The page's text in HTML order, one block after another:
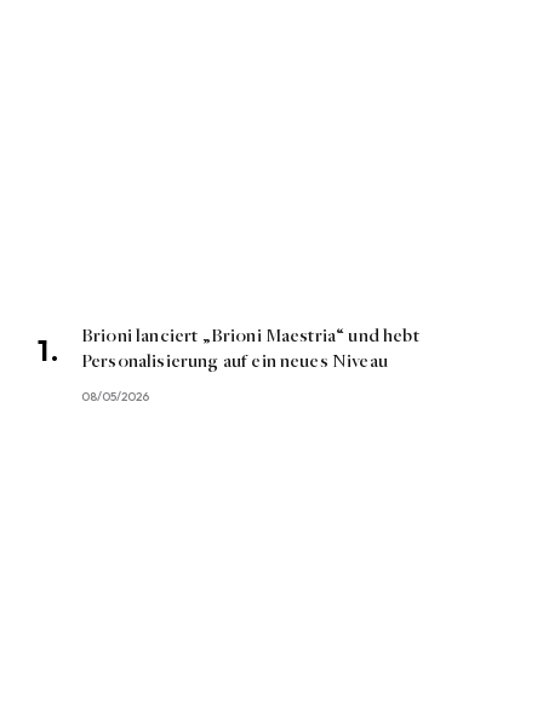
Brioni lanciert „Brioni Maestria“ und hebt
Personalisierung auf ein neues Niveau
08/05/2026